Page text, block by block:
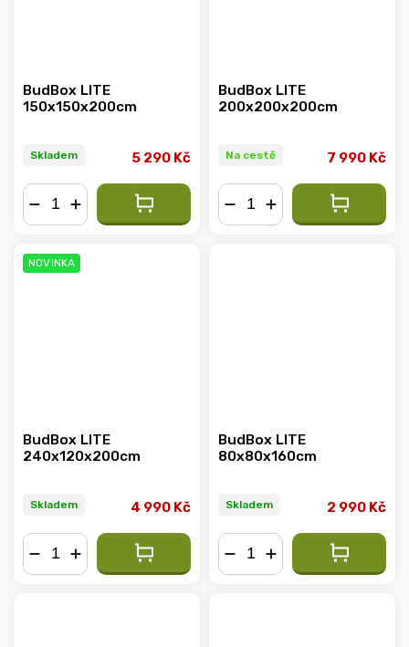
BudBox LITE
150x150x200cm
Skladem 5 290 Kč
BudBox LITE
200x200x200cm
Na cestě 7 990 Kč
NOVINKA
BudBox LITE
240x120x200cm
Skladem 4 990 Kč
BudBox LITE
80x80x160cm
Skladem 2 990 Kč